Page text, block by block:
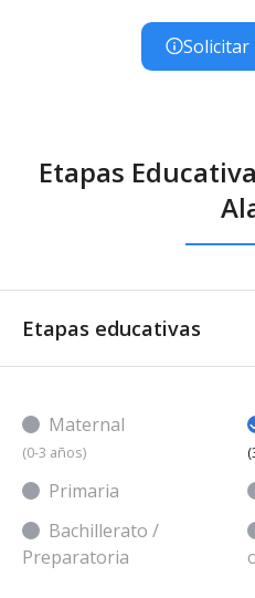
Etapas
Etapas educativas
Maternal
(0-3 años)
Primaria
Bachillerato /
Preparatoria